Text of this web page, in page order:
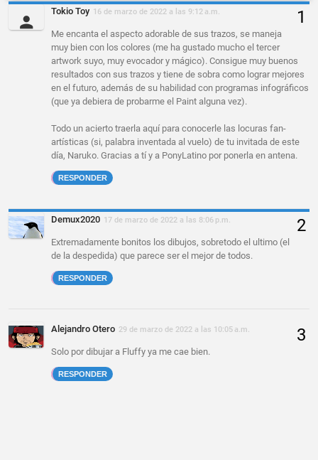
Tokio Toy 16 de marzo de 2022 a las 9:12 a.m.
Me encanta el aspecto adorable de sus trazos, se maneja
muy bien con los colores (me ha gustado mucho el tercer
artwork suyo, muy evocador y mágico). Consigue muy buenos
resultados con sus trazos y tiene de sobra como lograr mejores
en el futuro, además de su habilidad con programas infográficos
(que ya debiera de probarme el Paint alguna vez).
Todo un acierto traerla aquí para conocerle las locuras fan-
artísticas (si, palabra inventada al vuelo) de tu invitada de este
día, Naruko. Gracias a tí y a PonyLatino por ponerla en antena.
RESPONDER
Demux2020 17 de marzo de 2022 a las 8:06 p.m.
Extremadamente bonitos los dibujos, sobretodo el ultimo (el
de la despedida) que parece ser el mejor de todos.
RESPONDER
Alejandro Otero 29 de marzo de 2022 a las 10:05 a.m.
Solo por dibujar a Fluffy ya me cae bien.
RESPONDER